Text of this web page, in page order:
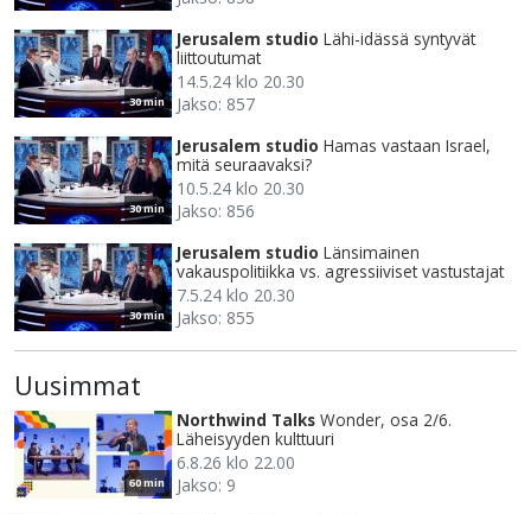
30 min
Jerusalem studio Lähi-idässä syntyvät
liittoutumat
14.5.24 klo 20.30
Jakso: 857
30 min
Jerusalem studio Hamas vastaan Israel,
mitä seuraavaksi?
10.5.24 klo 20.30
Jakso: 856
30 min
Jerusalem studio Länsimainen
vakauspolitiikka vs. agressiiviset vastustajat
7.5.24 klo 20.30
Jakso: 855
Uusimmat
60 min
Northwind Talks Wonder, osa 2/6.
Läheisyyden kulttuuri
6.8.26 klo 22.00
Jakso: 9